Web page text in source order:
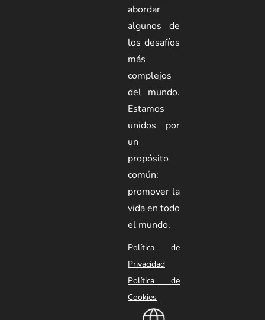
abordar
algunos de
los desafíos
más
complejos
del mundo.
Estamos
unidos por
un
propósito
común:
promover la
vida en todo
el mundo.
Política de
Privacidad
Política de
Cookies